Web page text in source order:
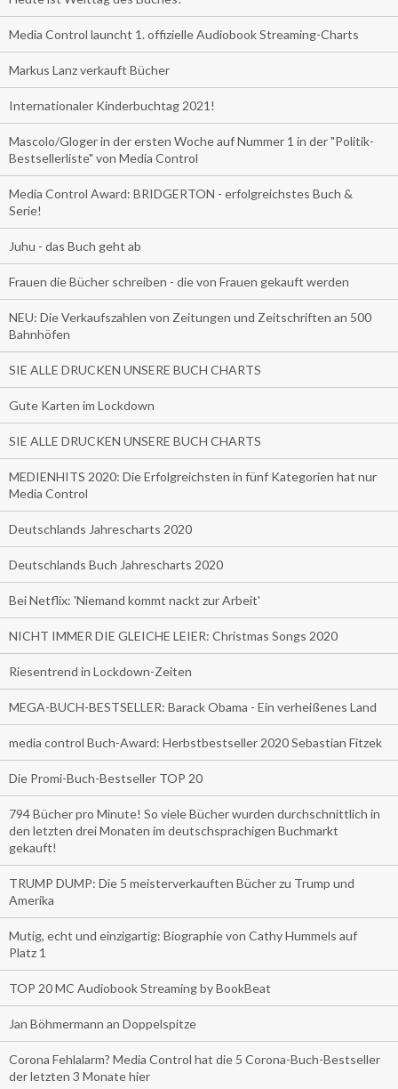
Media Control launcht 1. offizielle Audiobook Streaming-Charts
Markus Lanz verkauft Bücher
Internationaler Kinderbuchtag 2021!
Mascolo/Gloger in der ersten Woche auf Nummer 1 in der "Politik-
Bestsellerliste" von Media Control
Media Control Award: BRIDGERTON - erfolgreichstes Buch &
Serie!
Juhu - das Buch geht ab
Frauen die Bücher schreiben - die von Frauen gekauft werden
NEU: Die Verkaufszahlen von Zeitungen und Zeitschriften an 500
Bahnhöfen
SIE ALLE DRUCKEN UNSERE BUCH CHARTS
Gute Karten im Lockdown
SIE ALLE DRUCKEN UNSERE BUCH CHARTS
MEDIENHITS 2020: Die Erfolgreichsten in fünf Kategorien hat nur
Media Control
Deutschlands Jahrescharts 2020
Deutschlands Buch Jahrescharts 2020
Bei Netflix: 'Niemand kommt nackt zur Arbeit'
NICHT IMMER DIE GLEICHE LEIER: Christmas Songs 2020
Riesentrend in Lockdown-Zeiten
MEGA-BUCH-BESTSELLER: Barack Obama - Ein verheißenes Land
media control Buch-Award: Herbstbestseller 2020 Sebastian Fitzek
Die Promi-Buch-Bestseller TOP 20
794 Bücher pro Minute! So viele Bücher wurden durchschnittlich in
den letzten drei Monaten im deutschsprachigen Buchmarkt
gekauft!
TRUMP DUMP: Die 5 meisterverkauften Bücher zu Trump und
Amerika
Mutig, echt und einzigartig: Biographie von Cathy Hummels auf
Platz 1
TOP 20 MC Audiobook Streaming by BookBeat
Jan Böhmermann an Doppelspitze
Corona Fehlalarm? Media Control hat die 5 Corona-Buch-Bestseller
der letzten 3 Monate hier